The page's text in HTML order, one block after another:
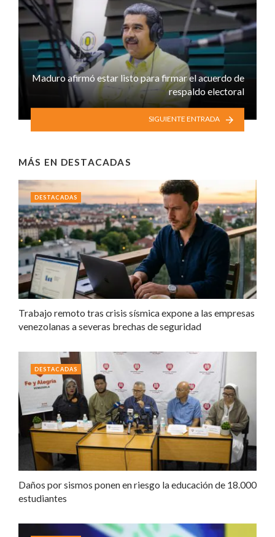
Maduro afirmó estar listo para firmar el acuerdo de
respaldo electoral
SIGUIENTE ENTRADA
MÁS EN DESTACADAS
Trabajo remoto tras crisis sísmica expone a las empresas
venezolanas a severas brechas de seguridad
DESTACADAS
Daños por sismos ponen en riesgo la educación de 18.000
estudiantes
DESTACADAS